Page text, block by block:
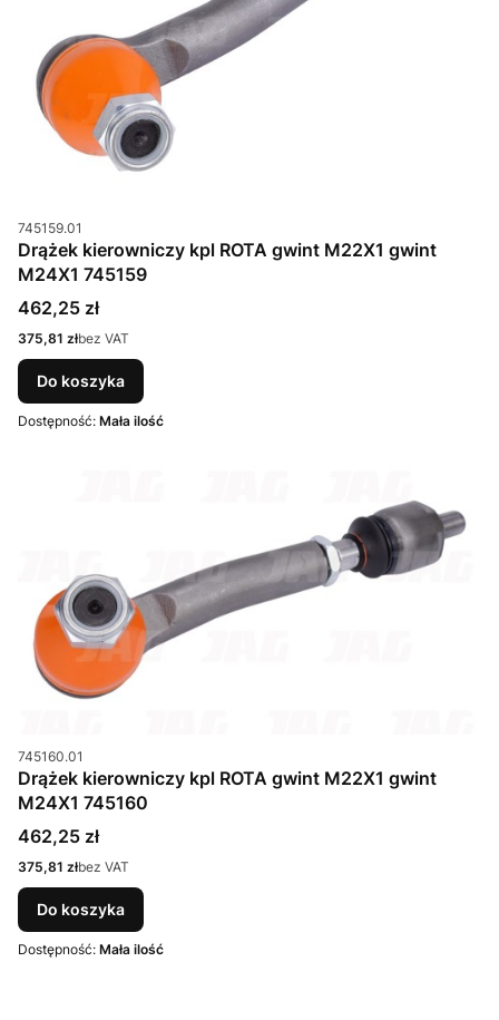
Kod produktu
745159.01
Drążek kierowniczy kpl ROTA gwint M22X1 gwint
M24X1 745159
Cena
462,25 zł
Cena
375,81 złbez VAT
Do koszyka
Dostępność: Mała ilość
Kod produktu
745160.01
Drążek kierowniczy kpl ROTA gwint M22X1 gwint
M24X1 745160
Cena
462,25 zł
Cena
375,81 złbez VAT
Do koszyka
Dostępność: Mała ilość